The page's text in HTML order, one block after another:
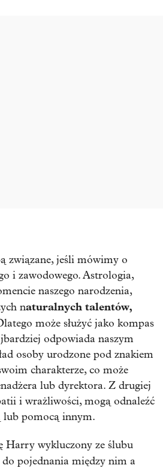
związane, jeśli mówimy o
i zawodowego. Astrologia,
naszego narodzenia,
naturalnych talentów,
może służyć jako kompas
odpowiada naszym
osoby urodzone pod znakiem
charakterze, co może
lub dyrektora. Z drugiej
i wrażliwości, mogą odnaleźć
lub pomocą innym.
Harry wykluczony ze ślubu
pojednania między nim a